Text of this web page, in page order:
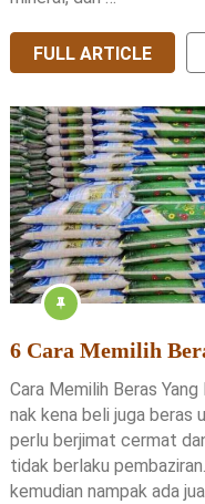
FULL ARTICLE
6 Cara Memilih
Cara Memilih Beras
nak kena beli juga beras
perlu berjimat cermat
tidak berlaku
kemudian nampak ada